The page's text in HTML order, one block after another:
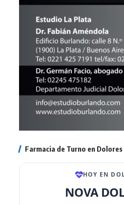
Farmacia de Turno en Dolores